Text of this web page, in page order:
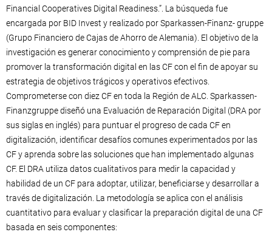
Financial Cooperatives Digital Readiness.”. La búsqueda fue
encargada por BID Invest y realizado por Sparkassen-Finanz- gruppe
(Grupo Financiero de Cajas de Ahorro de Alemania). El objetivo de la
investigación es generar conocimiento y comprensión de pie para
promover la transformación digital en las CF con el fin de apoyar su
estrategia de objetivos trágicos y operativos efectivos.
Comprometerse con diez CF en toda la Región de ALC. Sparkassen-
Finanzgruppe diseñó una Evaluación de Reparación Digital (DRA por
sus siglas en inglés) para puntuar el progreso de cada CF en
digitalización, identificar desafíos comunes experimentados por las
CF y aprenda sobre las soluciones que han implementado algunas
CF. El DRA utiliza datos cualitativos para medir la capacidad y
habilidad de un CF para adoptar, utilizar, beneficiarse y desarrollar a
través de digitalización. La metodología se aplica con el análisis
cuantitativo para evaluar y clasificar la preparación digital de una CF
basada en seis componentes: